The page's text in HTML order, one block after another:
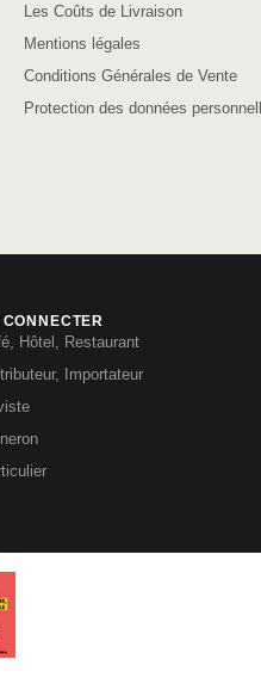
Les Coûts de Livraison
Mentions légales
Conditions Générales de Vente
Protection des données
Hôtel, Restaurant
Importateur